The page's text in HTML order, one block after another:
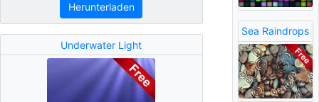
Herunterladen
Underwater Light
Sea Raindrops